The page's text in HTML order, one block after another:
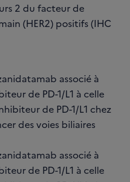
2 du facteur de
(HER2) positifs (IHC
associé à
de PD-1/L1 à celle
de PD-1/L1 chez
des voies biliaires
associé à
de PD-1/L1 à celle